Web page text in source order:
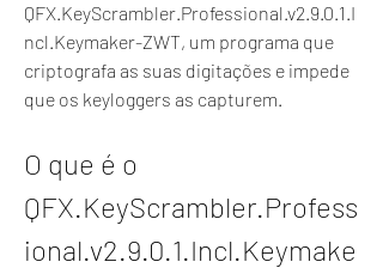
QFX.KeyScrambler.Professional.v2.9.0.1.I
ncl.Keymaker-ZWT, um programa que
criptografa as suas digitações e impede
que os keyloggers as capturem.
O que é o
QFX.KeyScrambler.Profess
ional.v2.9.0.1.Incl.Keymake